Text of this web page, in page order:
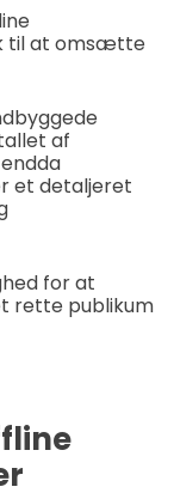
til at omsætte
af
et detaljeret
for at
rette publikum